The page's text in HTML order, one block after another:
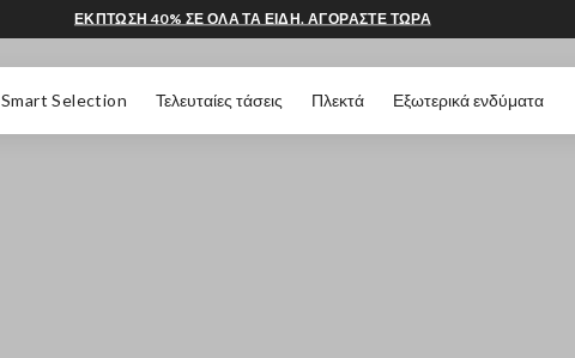
Smart Selection Τελευταίες τάσεις Πλεκτά Εξωτερικά ενδύματα
ΕΚΠΤΩΣΗ 40% ΣΕ ΟΛΑ ΤΑ ΕΙΔΗ. ΑΓΟΡΑΣΤΕ ΤΩΡΑ